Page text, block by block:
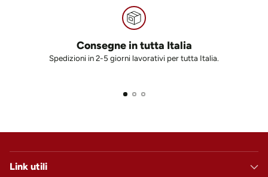
Consegne in tutta Italia
Spedizioni in 2-5 giorni lavorativi per tutta Italia.
Link utili